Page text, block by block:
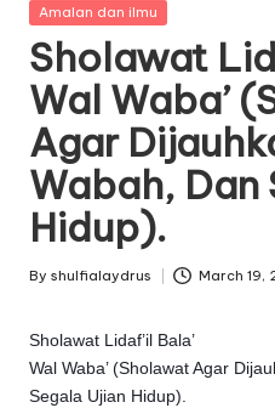
Posted
Amalan dan ilmu
Sholawat
Wal Waba’
Agar
Wabah, Dan
Hidup).
Posted
By shulfialaydrus March 19,
Sholawat Lidaf’il Bala’
Wal Waba’ (Sholawat Agar
Segala Ujian Hidup).